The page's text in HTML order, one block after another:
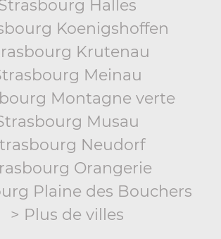
Halles
Koenigshoffen
Krutenau
Meinau
Montagne verte
Musau
Neudorf
Orangerie
Plaine des Bouchers
> Plus de villes